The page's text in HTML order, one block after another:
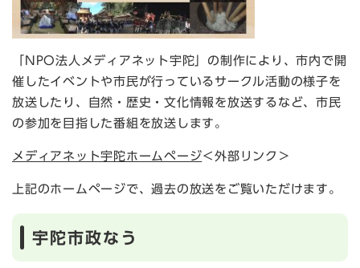
「NPO法人メディアネット宇陀」の制作により、市内で開
催したイベントや市民が行っているサークル活動の様子を
放送したり、自然・歴史・文化情報を放送するなど、市民
の参加を目指した番組を放送します。
メディアネット宇陀ホームページ＜外部リンク＞
上記のホームページで、過去の放送をご覧いただけます。
宇陀市政なう